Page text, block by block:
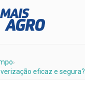
›
eficaz e segura?